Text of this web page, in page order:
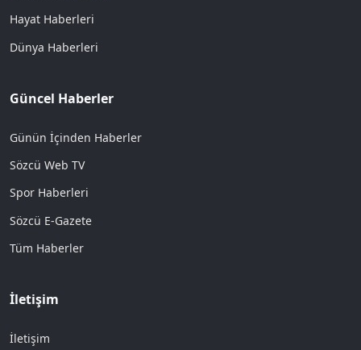
Hayat Haberleri
Dünya Haberleri
Güncel Haberler
Günün İçinden Haberler
Sözcü Web TV
Spor Haberleri
Sözcü E-Gazete
Tüm Haberler
İletişim
İletişim